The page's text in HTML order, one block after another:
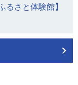
るさと体験館】